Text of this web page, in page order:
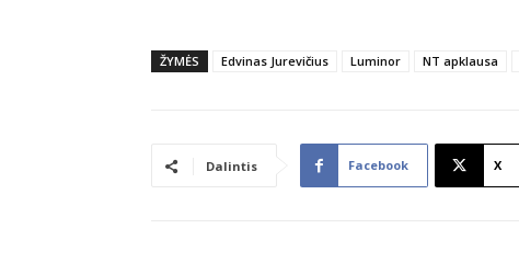
ŽYMĖS Edvinas Jurevičius Luminor NT apklausa
Dalintis Facebook X